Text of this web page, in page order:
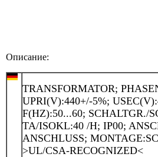
Описание:
TRANSFORMATOR;
UPRI(V):440+/-5%;
F(HZ):50...60; SCHALTGR./
TA/ISOKL:40 /H; IP00;
ANSCHLUSS;
>UL/CSA-RECOGNIZED<